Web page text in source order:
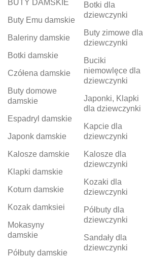
BUTY DAMSKIE
Buty Emu damskie
Baleriny damskie
Botki damskie
Czółena damskie
Buty domowe
damskie
Espadryl damskie
Japonk damskie
Kalosze damskie
Klapki damskie
Koturn damskie
Kozak damksiei
Mokasyny
damskie
Półbuty damskie
Botki dla
dziewczynki
Buty zimowe dla
dziewczynki
Buciki
niemowlęce dla
dziewczynki
Japonki, Klapki
dla dziewczynki
Kapcie dla
dziewczynki
Kalosze dla
dziewczynki
Kozaki dla
dziewczynki
Półbuty dla
dziewczynki
Sandały dla
dziewczynki